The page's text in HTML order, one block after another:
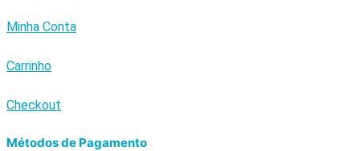
Minha Conta
Carrinho
Checkout
Métodos de Pagamento